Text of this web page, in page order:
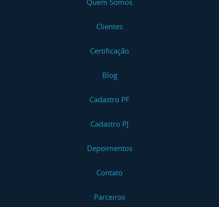
Quem Somos
Clientes
Certificação
Blog
Cadastro PF
Cadastro PJ
Depoimentos
Contato
Parceiros